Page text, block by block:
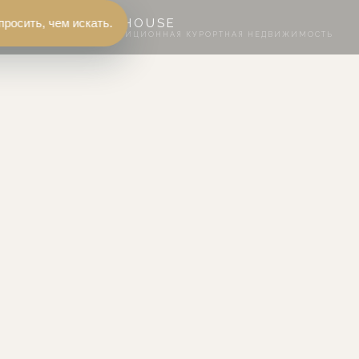
FLЭTHOUSE
ИНВЕСТИЦИОННАЯ КУРОРТНАЯ НЕДВИЖИМОСТЬ
чем искать.